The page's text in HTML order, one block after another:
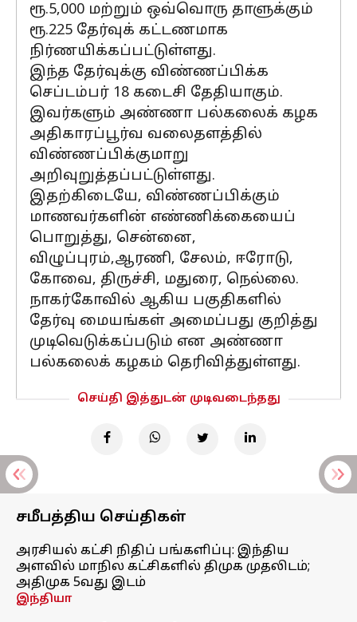
ரூ.5,000 மற்றும் ஒவ்வொரு தாளுக்கும்
ரூ.225 தேர்வுக் கட்டணமாக
நிர்ணயிக்கப்பட்டுள்ளது.
இந்த தேர்வுக்கு விண்ணப்பிக்க
செப்டம்பர் 18 கடைசி தேதியாகும்.
இவர்களும் அண்ணா பல்கலைக் கழக
அதிகாரப்பூர்வ வலைதளத்தில்
விண்ணப்பிக்குமாறு
அறிவுறுத்தப்பட்டுள்ளது.
இதற்கிடையே, விண்ணப்பிக்கும்
மாணவர்களின் எண்ணிக்கையைப்
பொறுத்து, சென்னை,
விழுப்புரம்,ஆரணி, சேலம், ஈரோடு,
கோவை, திருச்சி, மதுரை, நெல்லை.
நாகர்கோவில் ஆகிய பகுதிகளில்
தேர்வு மையங்கள் அமைப்பது குறித்து
முடிவெடுக்கப்படும் என அண்ணா
பல்கலைக் கழகம் தெரிவித்துள்ளது.
செய்தி இத்துடன் முடிவடைந்தது
சமீபத்திய செய்திகள்
அரசியல் கட்சி நிதிப் பங்களிப்பு: இந்திய
அளவில் மாநில கட்சிகளில் திமுக முதலிடம்;
அதிமுக 5வது இடம்
இந்தியா